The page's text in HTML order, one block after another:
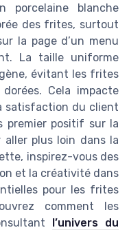
porcelaine blanche
des frites, surtout
la page d’un menu
La taille uniforme
évitant les frites
Cela impacte
satisfaction du client
premier positif sur la
aller plus loin dans la
inspirez-vous des
et la créativité dans
pour les frites
comment les
l’univers du